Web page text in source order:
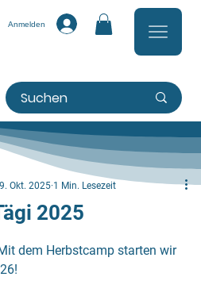
Anmelden
2025
9. Okt. 2025 1 Min. Lesezeit
dem Herbstcamp starten wir